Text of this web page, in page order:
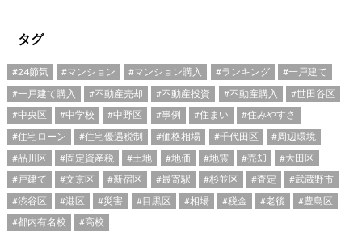
タグ
#24節気 #マンション #マンション購入 #ランキング
#一戸建て
#一戸建て購入
#不動産売却 #不動産投資 #不動産購入
#世田谷区
#中央区
#中学校 #中野区 #事例 #住まい
#住みやすさ
#住宅ローン
#住宅優遇税制 #価格相場 #千代田区
#周辺環境
#品川区
#固定資産税 #土地 #地価 #地震 #売却
#大田区
#戸建て
#文京区 #新宿区 #最寄駅 #杉並区 #査定
#武蔵野市
#渋谷区
#港区 #災害 #目黒区 #相場 #税金 #老後
#豊島区
#都内有名校
#高校